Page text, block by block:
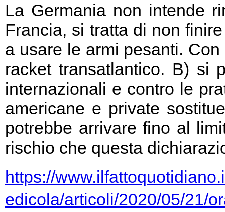
La Germania non intende
Francia, si tratta di non
a usare le armi pesanti.
racket transatlantico. B) si
internazionali e contro le
americane e private
potrebbe arrivare fino al
rischio che questa
https://
edicola/articoli/2020/05/21/